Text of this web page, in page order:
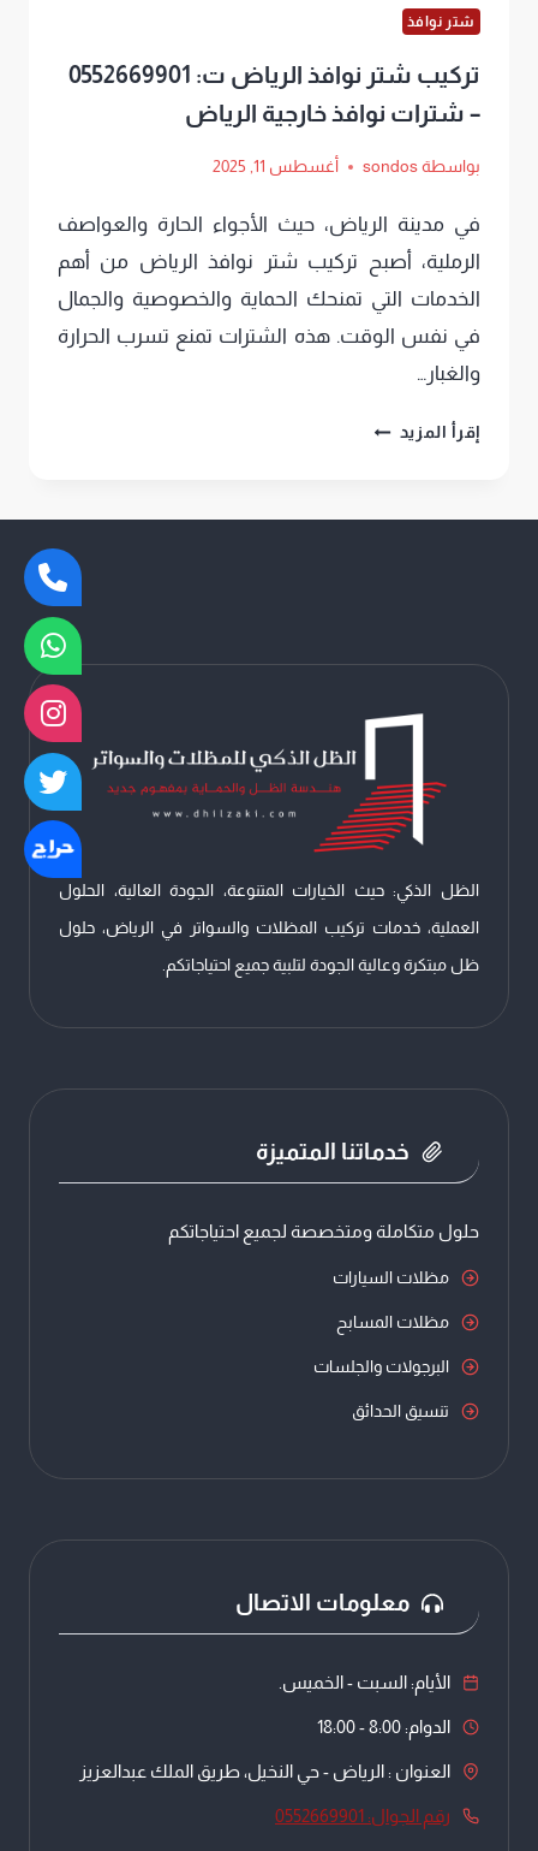
شتر نوافذ
تركيب شتر نوافذ الرياض ت: 0552669901
– شترات نوافذ خارجية الرياض
بواسطة sondos أغسطس 11, 2025
في مدينة الرياض، حيث الأجواء الحارة والعواصف
الرملية، أصبح تركيب شتر نوافذ الرياض من أهم
الخدمات التي تمنحك الحماية والخصوصية والجمال
في نفس الوقت. هذه الشترات تمنع تسرب الحرارة
والغبار…
إقرأ المزيد تركيب
نوافذ
خارجية
الرياض
الظل الذكي: حيث الخيارات المتنوعة، الجودة العالية، الحلول
العملية، خدمات تركيب المظلات والسواتر في الرياض، حلول
ظل مبتكرة وعالية الجودة لتلبية جميع احتياجاتكم.
خدماتنا المتميزة
حلول متكاملة ومتخصصة لجميع احتياجاتكم
مظلات السيارات
مظلات المسابح
البرجولات والجلسات
تنسيق الحدائق
معلومات الاتصال
الأيام: السبت - الخميس.
الدوام: 8:00 - 18:00
العنوان : الرياض - حي النخيل، طريق الملك عبدالعزيز
رقم الجوال: 0552669901